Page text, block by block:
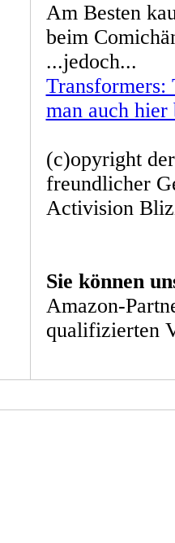
Am Besten
beim
...jedoch...
Transformers:
man auch hier
(c)opyright
freundlicher
Activision
Sie können
Amazon-
qualifizierten